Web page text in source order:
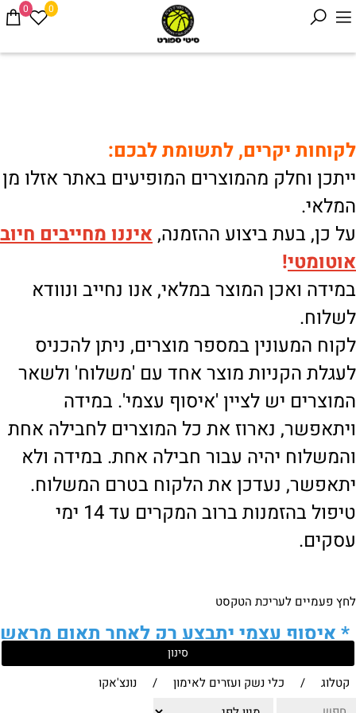
0 0
לקוחות יקרים, לתשומת לבכם:
ייתכן וחלק מהמוצרים המופיעים באתר אזלו מן
המלאי.
על כן, בעת ביצוע ההזמנה, איננו מחייבים חיוב
אוטומטי!
במידה ואכן המוצר במלאי, אנו נחייב ונוודא
לשלוח.
לקוח המעונין במספר מוצרים, ניתן להכניס
לעגלת הקניות מוצר אחד עם 'משלוח' ולשאר
המוצרים יש לציין 'איסוף עצמי'. במידה
ויתאפשר, נארוז את כל המוצרים לחבילה אחת
והמשלוח יהיה עבור חבילה אחת. במידה ולא
יתאפשר, נעדכן את הלקוח בטרם המשלוח.
טיפול בהזמנות ברוב המקרים עד 14 ימי
עסקים.
לחץ פעמיים לעריכת הטקסט
*איסוף עצמי יתבצע רק לאחר תאום מראש
של הלקוח מול נציגנו!
לבירור נוסף ניתן ליצור עמנו קשר:
סינון
קטלוג / כלי נשק ועזרים לאימון / נונצ'אקו